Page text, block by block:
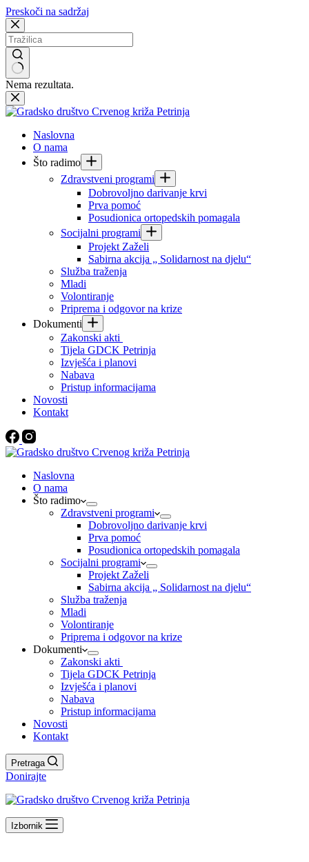
Preskoči na sadržaj
Nema rezultata.
Naslovna
O nama
Što radimo
Zdravstveni programi
Dobrovoljno darivanje krvi
Prva pomoć
Posudionica ortopedskih pomagala
Socijalni programi
Projekt Zaželi
Sabirna akcija „ Solidarnost na djelu“
Služba traženja
Mladi
Volontiranje
Priprema i odgovor na krize
Dokumenti
Zakonski akti
Tijela GDCK Petrinja
Izvješća i planovi
Nabava
Pristup informacijama
Novosti
Kontakt
Naslovna
O nama
Što radimo
Zdravstveni programi
Dobrovoljno darivanje krvi
Prva pomoć
Posudionica ortopedskih pomagala
Socijalni programi
Projekt Zaželi
Sabirna akcija „ Solidarnost na djelu“
Služba traženja
Mladi
Volontiranje
Priprema i odgovor na krize
Dokumenti
Zakonski akti
Tijela GDCK Petrinja
Izvješća i planovi
Nabava
Pristup informacijama
Novosti
Kontakt
Pretraga
Donirajte
Izbornik